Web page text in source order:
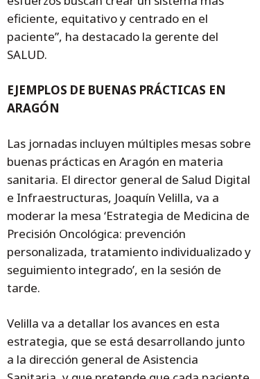
eficiente, equitativo y centrado en el
paciente”, ha destacado la gerente del
SALUD.
EJEMPLOS DE BUENAS PRÁCTICAS EN
ARAGÓN
Las jornadas incluyen múltiples mesas sobre
buenas prácticas en Aragón en materia
sanitaria. El director general de Salud Digital
e Infraestructuras, Joaquín Velilla, va a
moderar la mesa ‘Estrategia de Medicina de
Precisión Oncológica: prevención
personalizada, tratamiento individualizado y
seguimiento integrado’, en la sesión de
tarde.
Velilla va a detallar los avances en esta
estrategia, que se está desarrollando junto
a la dirección general de Asistencia